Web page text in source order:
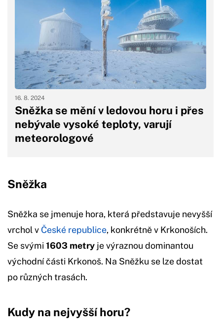
Sněžka se mění v ledovou horu i přes
nebývale vysoké teploty, varují
meteorologové
16. 8. 2024
Sněžka
Sněžka se jmenuje hora, která představuje nevyšší
vrchol v České republice, konkrétně v Krkonoších.
Se svými 1603 metry je výraznou dominantou
východní části Krkonoš. Na Sněžku se lze dostat
po různých trasách.
Kudy na nejvyšší horu?